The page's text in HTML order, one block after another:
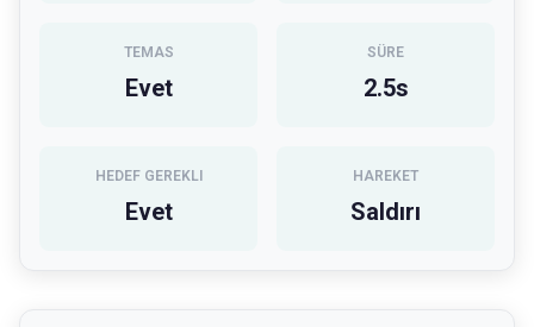
TEMAS
Evet
SÜRE
2.5s
HEDEF GEREKLI
Evet
HAREKET
Saldırı